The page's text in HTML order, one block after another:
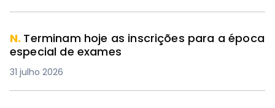
N. Terminam hoje as inscrições para a época
especial de exames
31 julho 2026